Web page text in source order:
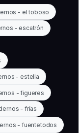
- el toboso
- escatrón
- estella
- figueres
- frías
- fuentetodos